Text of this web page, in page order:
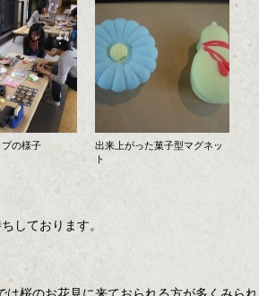
の様子
出来上がった菓子型マグネッ
ト
しております。